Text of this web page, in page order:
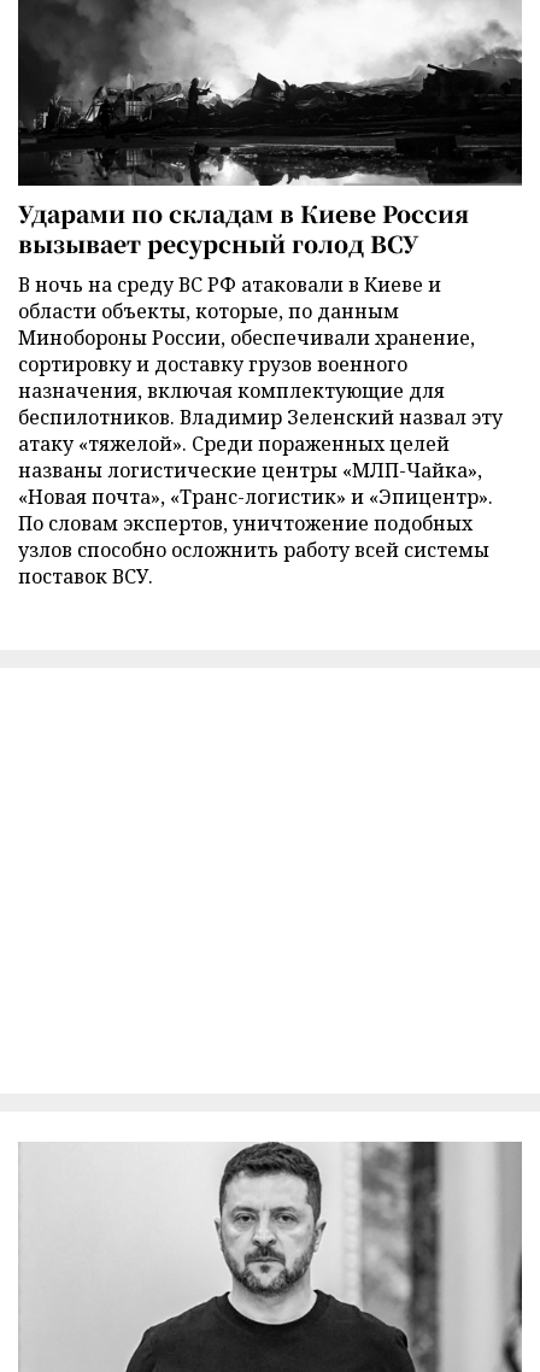
Ударами по складам в Киеве Россия
вызывает ресурсный голод ВСУ
В ночь на среду ВС РФ атаковали в Киеве и
области объекты, которые, по данным
Минобороны России, обеспечивали хранение,
сортировку и доставку грузов военного
назначения, включая комплектующие для
беспилотников. Владимир Зеленский назвал эту
атаку «тяжелой». Среди пораженных целей
названы логистические центры «МЛП-Чайка»,
«Новая почта», «Транс-логистик» и «Эпицентр».
По словам экспертов, уничтожение подобных
узлов способно осложнить работу всей системы
поставок ВСУ.